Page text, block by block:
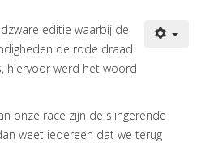
editie waarbij de
de rode draad
hiervoor werd het woord
onze race zijn de slingerende
weet iedereen dat we terug